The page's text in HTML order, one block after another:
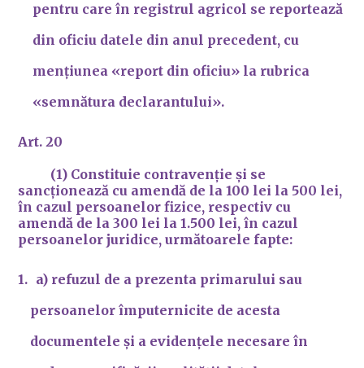
pentru care în registrul agricol se reportează
din oficiu datele din anul precedent, cu
mențiunea «report din oficiu» la rubrica
«semnătura declarantului».
Art. 20
(1) Constituie contravenție și se
sancționează cu amendă de la 100 lei la 500 lei,
în cazul persoanelor fizice, respectiv cu
amendă de la 300 lei la 1.500 lei, în cazul
persoanelor juridice, următoarele fapte:
a) refuzul de a prezenta primarului sau
persoanelor împuternicite de acesta
documentele și a evidențele necesare în